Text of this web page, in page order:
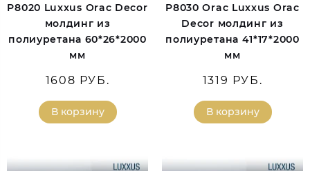
P8020 Luxxus Orac Decor
молдинг из
полиуретана 60*26*2000
мм
1608 РУБ.
В корзину
P8030 Orac Luxxus Orac
Decor молдинг из
полиуретана 41*17*2000
мм
1319 РУБ.
В корзину